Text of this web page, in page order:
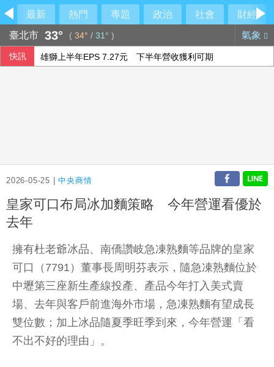
最新 熱門 專題 政治 社會
財經
臺北市 33° ( 34° / 31° ) 氣象
快訊 雄獅上半年EPS 7.27元 下半年營收獲利可期
2026-05-25 |中央商情
皇家可口布局冰加麵策略 今年營運看優於
去年
擁有杜老爺冰品、南僑讚岐急凍熟麵等品牌的皇家
可口（7791）董事長周明芬表示，隨急凍熟麵位於
中壢第三座新生產線投產、產品今年打入美式賣
場、去年與客戶前進海外市場，急凍熟麵有望成長
雙位數；加上冰品隨夏季旺季到來，今年營運「看
不出不好的理由」。